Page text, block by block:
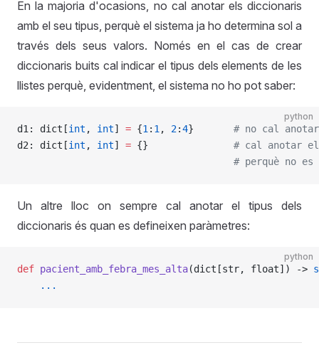
En la majoria d'ocasions, no cal anotar els diccionaris
amb el seu tipus, perquè el sistema ja ho determina sol a
través dels seus valors. Només en el cas de crear
diccionaris buits cal indicar el tipus dels elements de les
llistes perquè, evidentment, el sistema no ho pot saber:
python
d1: dict[int , int] = {1 : 1 , 2:4} # no cal
d2: dict[int , int] = {} # cal anotar
# perquè no es
Un altre lloc on sempre cal anotar el tipus dels
diccionaris és quan es defineixen paràmetres:
python
def pacient_amb_febra_mes_alta(dict[str, float]) ->
    ...